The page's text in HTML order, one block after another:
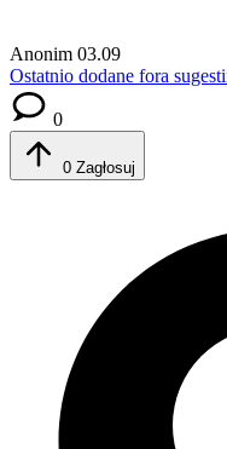
Anonim 03.09
Ostatnio dodane fora
0
0 Zagłosuj